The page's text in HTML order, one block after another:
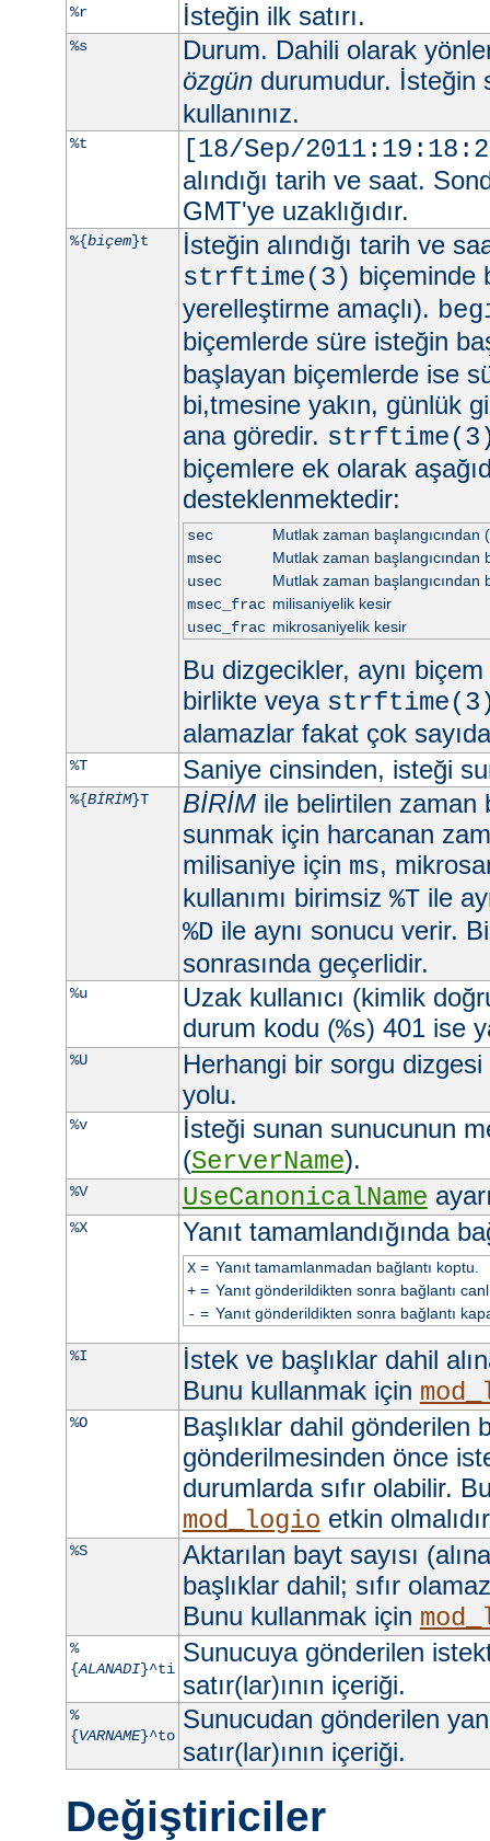
%r İsteğin ilk satırı.
%s
Durum. Dahili olarak
özgündurumudur. İsteğin
kullanınız.
%t
[18/Sep/
alındığı tarih ve saat.
GMT'ye uzaklığıdır.
%{biçem}t
İsteğin alındığı tarih ve
strftime(3) biçeminde
yerelleştirme amaçlı).
biçemlerde süre isteğin
başlayan biçemlerde ise
bi,tmesine yakın, günlük
ana göredir.
biçemlere ek olarak
desteklenmektedir:
sec
Mutlak zaman başlangıcından
msec
Mutlak zaman başlangıcından
usec
Mutlak zaman başlangıcından
msec_frac milisaniyelik kesir
usec_frac mikrosaniyelik kesir
Bu dizgecikler, aynı
birlikte veya
alamazlar fakat çok
%T Saniye cinsinden, isteği
%{BİRİM}T BİRİMile belirtilen zaman
sunmak için harcanan
milisaniye için ms,
kullanımı birimsiz %Tile
%Dile aynı sonucu verir.
sonrasında geçerlidir.
%u
Uzak kullanıcı (kimlik
durum kodu (%s) 401 ise
%U
Herhangi bir sorgu
yolu.
%v
İsteği sunan sunucunun
(ServerName).
%V UseCanonicalName
%X Yanıt tamamlandığında
X= Yanıt tamamlanmadan bağlantı koptu.
+= Yanıt gönderildikten sonra bağlantı
- = Yanıt gönderildikten sonra bağlantı
%I
İstek ve başlıklar dahil
Bunu kullanmak için
%O
Başlıklar dahil gönderilen
gönderilmesinden önce
durumlarda sıfır olabilir.
mod_logio etkin
%S
Aktarılan bayt sayısı
başlıklar dahil; sıfır
Bunu kullanmak için
%
{ALANADI}^ti
Sunucuya gönderilen
satır(lar)ının içeriği.
%
{VARNAME}^to
Sunucudan gönderilen
satır(lar)ının içeriği.
Değiştiriciler